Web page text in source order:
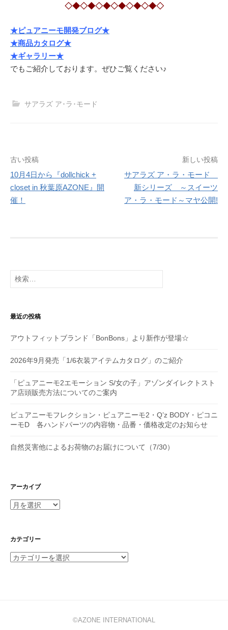
◇◆◇◆◇◆◇◆◇◆◇◆◇
★ピュアニーモ開発ブログ★
★商品カタログ★
★ギャラリー★
でもご紹介しております。ぜひご覧ください♪
サアラズ ア･ラ･モード
投
稿
ナ
シ
ョ
ン
古い投稿
10月4日から『dollchick +
closet in 秋葉原AZONE』開
催！
新しい投稿
サアラズ ア・ラ・モード
新シリーズ ～スイーツ
ア・ラ・モード～マヤ公開!
検
索:
最近の投稿
アウトフィットブランド「BonBons」より新作が登場☆
2026年9月発売「1/6衣装アイテムカタログ」のご紹介
「ピュアニーモ2エモーション S/女の子」アゾンダイレクトスト
ア店頭販売方法についてのご案内
ピュアニーモフレクション・ピュアニーモ2・Q’z BODY・ピコニ
ーモD 各ハンドパーツの内容物・品番・価格改定のお知らせ
自然災害他によるお荷物のお届けについて（7/30）
アーカイブ
ア
イ
カテゴリー
カ
©AZONE INTERNATIONAL